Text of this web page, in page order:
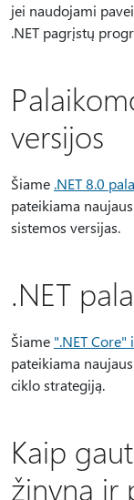
jei naudojami
.NET pagrįstų
versijos
Šiame .NET 8.0
pateikiama
sistemos versijas.
.NET
Šiame ".NET
pateikiama
ciklo strategiją.
Kaip
žinyną ir